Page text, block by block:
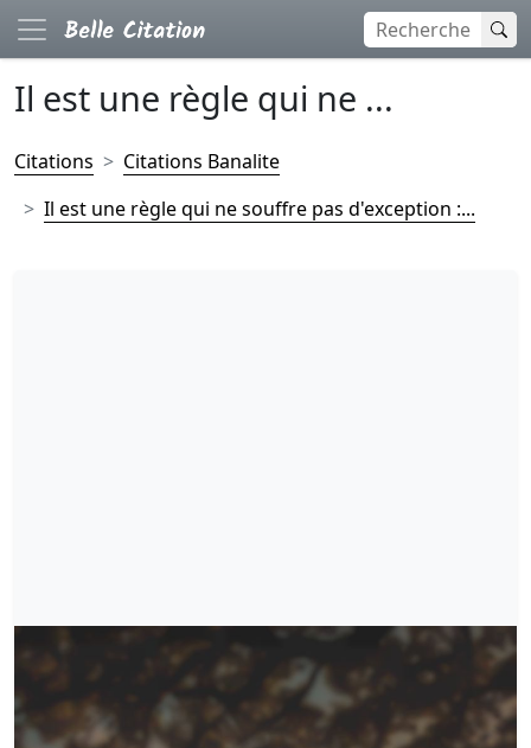
Il est une règle qui ne ...
Citations
Citations Banalite
Il est une règle qui ne souffre pas d'exception :...